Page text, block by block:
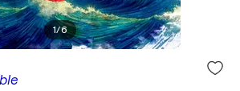
1/6